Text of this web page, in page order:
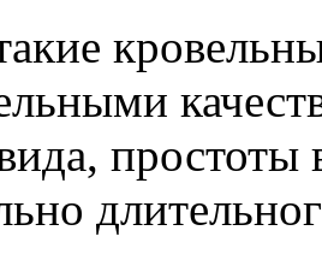
простоты